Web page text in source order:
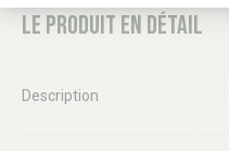
Le produit en détail
Description